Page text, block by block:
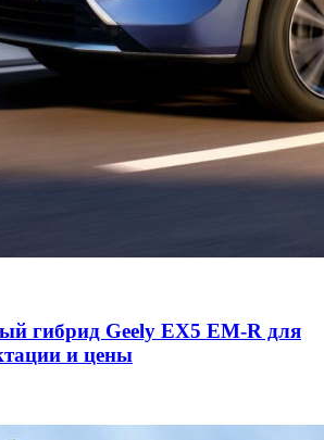
гибрид Geely EX5 EM-R для
и цены